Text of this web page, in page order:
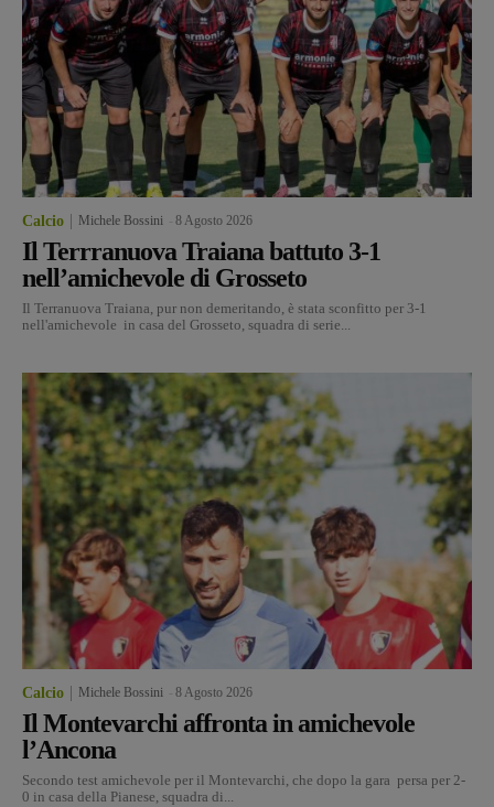
Calcio Michele Bossini 8 Agosto 2026
Il Terrranuova Traiana battuto 3-1
nell’amichevole di Grosseto
Il Terranuova Traiana, pur non demeritando, è stata sconfitto per 3-1
nell'amichevole in casa del Grosseto, squadra di serie...
Calcio Michele Bossini 8 Agosto 2026
Il Montevarchi affronta in amichevole
l’Ancona
Secondo test amichevole per il Montevarchi, che dopo la gara persa per 2-
0 in casa della Pianese, squadra di...